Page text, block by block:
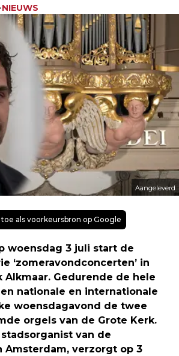
•NIEUWS
Aangeleverd
als voorkeursbron op Google
woensdag 3 juli start de
‘zomeravondconcerten’ in
Alkmaar. Gedurende de hele
nationale en internationale
woensdagavond de twee
orgels van de Grote Kerk.
van de
Amsterdam, verzorgt op 3